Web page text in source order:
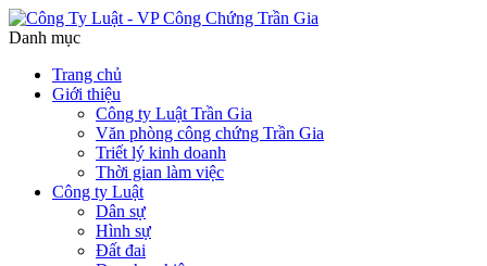
Danh mục
Trang chủ
Giới thiệu
Công ty Luật Trần Gia
Văn phòng công chứng Trần Gia
Triết lý kinh doanh
Thời gian làm việc
Công ty Luật
Dân sự
Hình sự
Đất đai